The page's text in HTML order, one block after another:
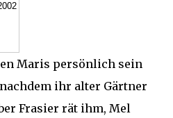
Maris persönlich sein
ihr alter Gärtner
Frasier rät ihm, Mel